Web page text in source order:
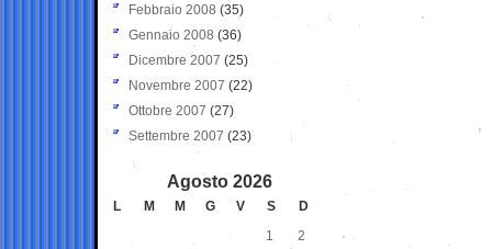
Febbraio 2008 (35)
Gennaio 2008 (36)
Dicembre 2007 (25)
Novembre 2007 (22)
Ottobre 2007 (27)
Settembre 2007 (23)
Agosto 2026
L M M G V S
D
1
2